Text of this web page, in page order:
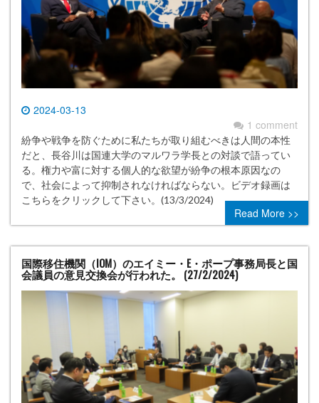
2024-03-13
1 comment
紛争や戦争を防ぐために私たちが取り組むべきは人間の本性
だと、長谷川は国連大学のマルワラ学長との対談で語ってい
る。権力や富に対する個人的な欲望が紛争の根本原因なの
で、社会によって抑制されなければならない。ビデオ録画は
こちらをクリックして下さい。(13/3/2024)
Read More >>
国際移住機関（IOM）のエイミー・E・ポープ事務局長と国
会議員の意見交換会が行われた。 (27/2/2024)